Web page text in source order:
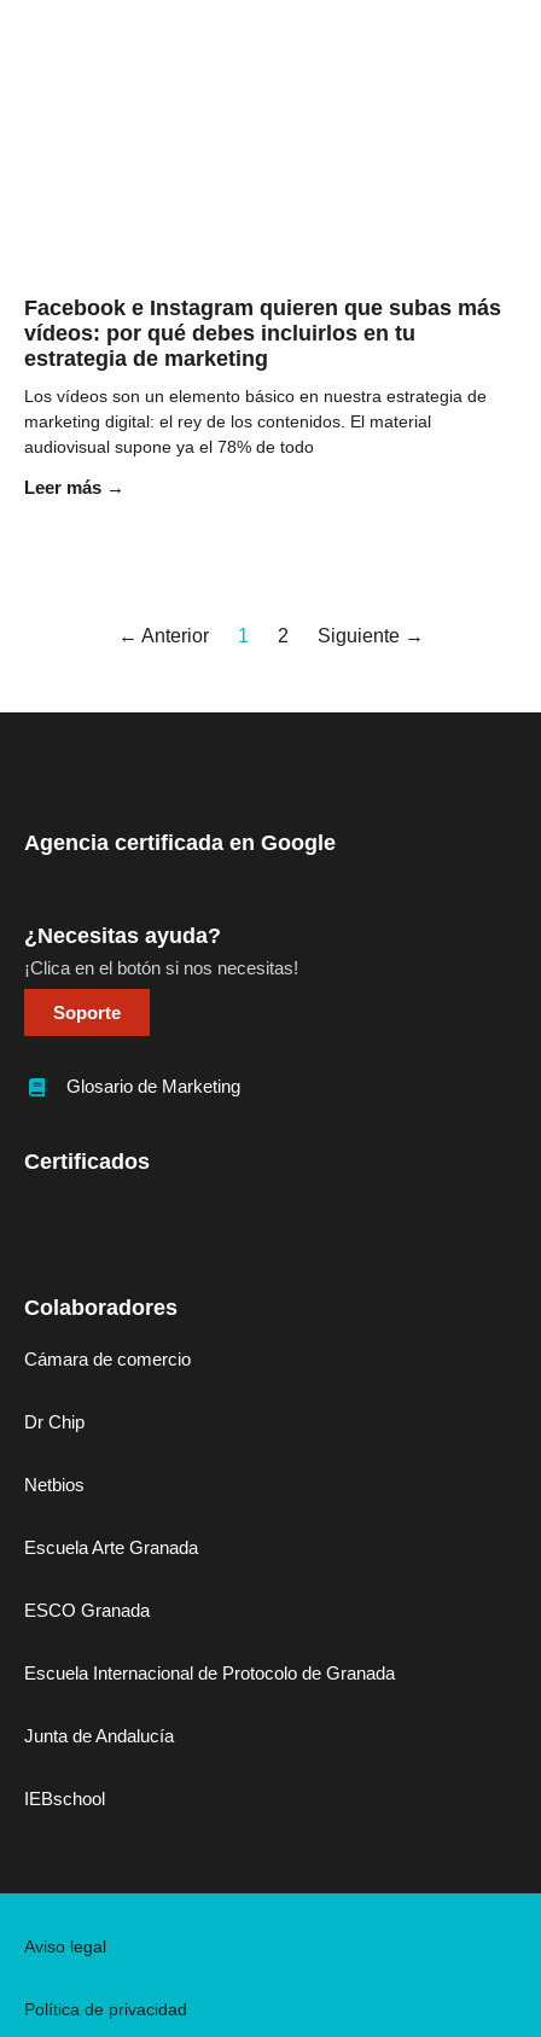
Facebook e Instagram quieren que subas más
vídeos: por qué debes incluirlos en tu
estrategia de marketing
Los vídeos son un elemento básico en nuestra estrategia de
marketing digital: el rey de los contenidos. El material
audiovisual supone ya el 78% de todo
Leer más →
← Anterior 1 2 Siguiente →
Agencia certificada en Google
¿Necesitas ayuda?
¡Clica en el botón si nos necesitas!
Soporte
Glosario de Marketing
Certificados
Colaboradores
Cámara de comercio
Dr Chip
Netbios
Escuela Arte Granada
ESCO Granada
Escuela Internacional de Protocolo de Granada
Junta de Andalucía
IEBschool
Aviso legal
Política de privacidad